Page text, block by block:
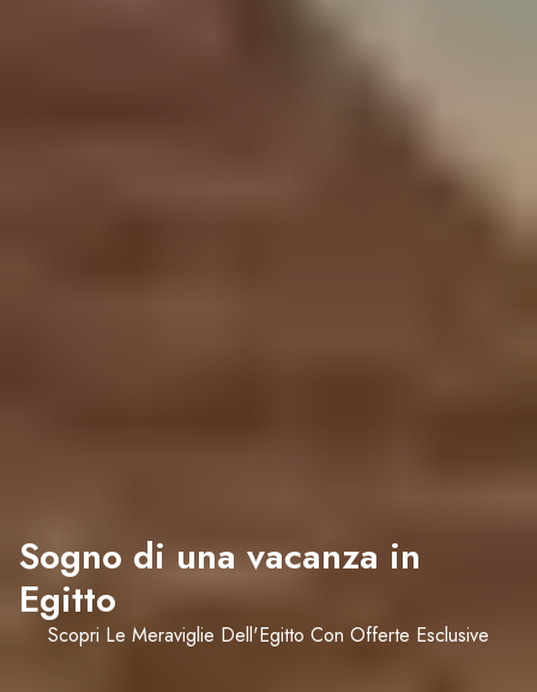
Sogno di una vacanza in
Egitto
Scopri Le Meraviglie Dell'Egitto Con Offerte Esclusive